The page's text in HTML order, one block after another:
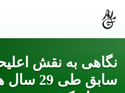
نگاهی به نقش
سابق